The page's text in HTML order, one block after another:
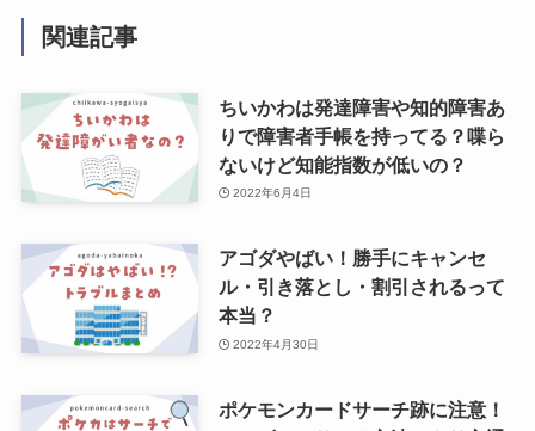
関連記事
ちいかわは発達障害や知的障害あ
りで障害者手帳を持ってる？喋ら
ないけど知能指数が低いの？
2022年6月4日
アゴダやばい！勝手にキャンセ
ル・引き落とし・割引されるって
本当？
2022年4月30日
ポケモンカードサーチ跡に注意！